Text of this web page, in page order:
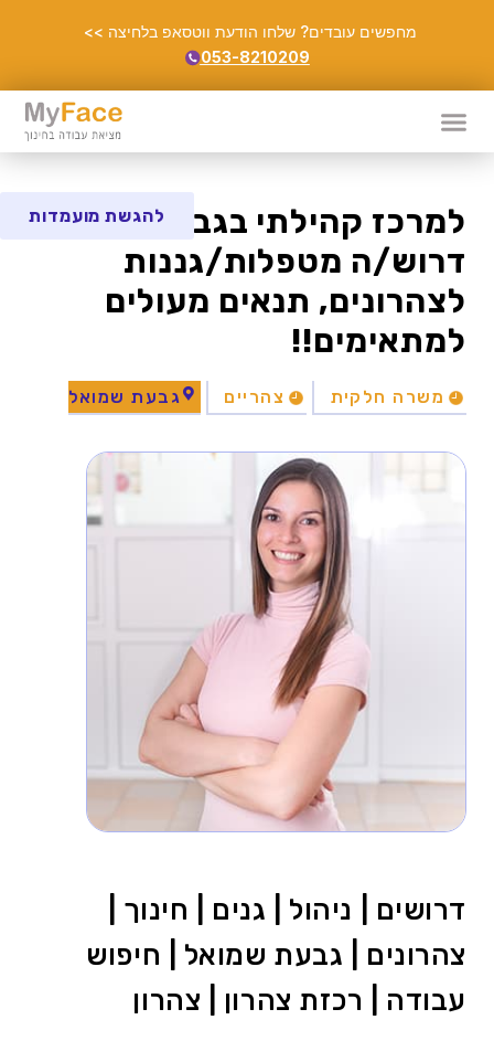
מחפשים עובדים? שלחו הודעת ווטסאפ בלחיצה >>
053-8210209
למרכז קהילתי בגבעת שמואל
דרוש/ה מטפלות/גננות
לצהרונים, תנאים מעולים
למתאימים!!
משרה חלקית צהריים גבעת שמואל
להגשת מועמדות
דרושים | ניהול | גנים | חינוך |
צהרונים | גבעת שמואל | חיפוש
עבודה | רכזת צהרון | צהרון